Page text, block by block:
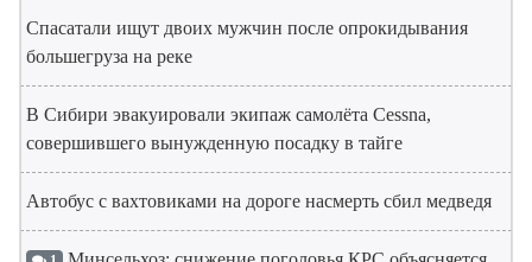
Спасатали ищут двоих мужчин после опрокидывания
большегруза на реке
В Сибири эвакуировали экипаж самолёта Cessna,
совершившего вынужденную посадку в тайге
Автобус с вахтовиками на дороге насмерть сбил медведя